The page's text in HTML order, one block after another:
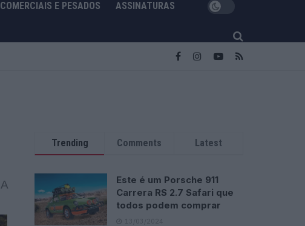
COMERCIAIS E PESADOS ASSINATURAS
A
Trending Comments Latest
Este é um Porsche 911
Carrera RS 2.7 Safari que
todos podem comprar
13/03/2024